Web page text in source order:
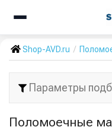
Shop-AVD.ru
Параметры
Поломоечные